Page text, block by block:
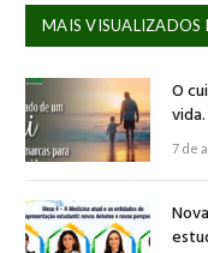
MAIS VISUALIZADOS
O
vida.
7 de